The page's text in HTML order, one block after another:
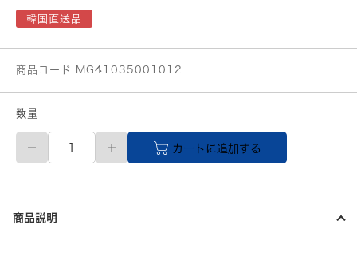
韓国直送品
商品コード MG41035001012
数量
【メ
カ
直
送
品】
カートに追加する
商品説明